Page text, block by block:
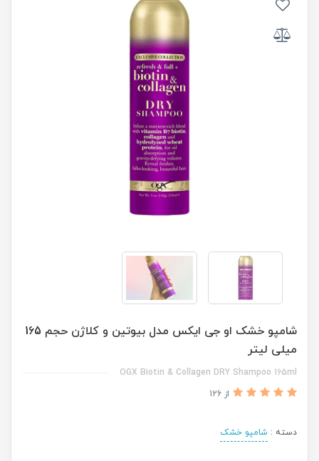
شامپو خشک او جی ایکس مدل بیوتین و کلاژن حجم 165
میلی لیتر
OGX Biotin & Collagen DRY Shampoo 165ml
از 126
دسته : شامپو خشک